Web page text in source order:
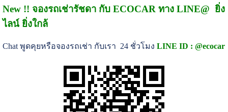
New !! จองรถเช่ารัชดา กับ ECOCAR ทาง LINE@ ยิ่ง
ไลน์ ยิ่งใกล้
Chat พูดคุยหรือจองรถเช่า กับเรา 24 ชั่วโมงLINE ID : @ecocar